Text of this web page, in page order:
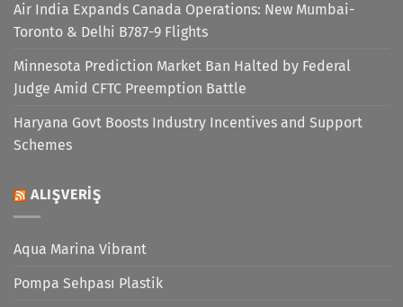
Air India Expands Canada Operations: New Mumbai-
Toronto & Delhi B787-9 Flights
Minnesota Prediction Market Ban Halted by Federal
Judge Amid CFTC Preemption Battle
Haryana Govt Boosts Industry Incentives and Support
Schemes
ALIŞVERIŞ
Aqua Marina Vibrant
Pompa Sehpası Plastik